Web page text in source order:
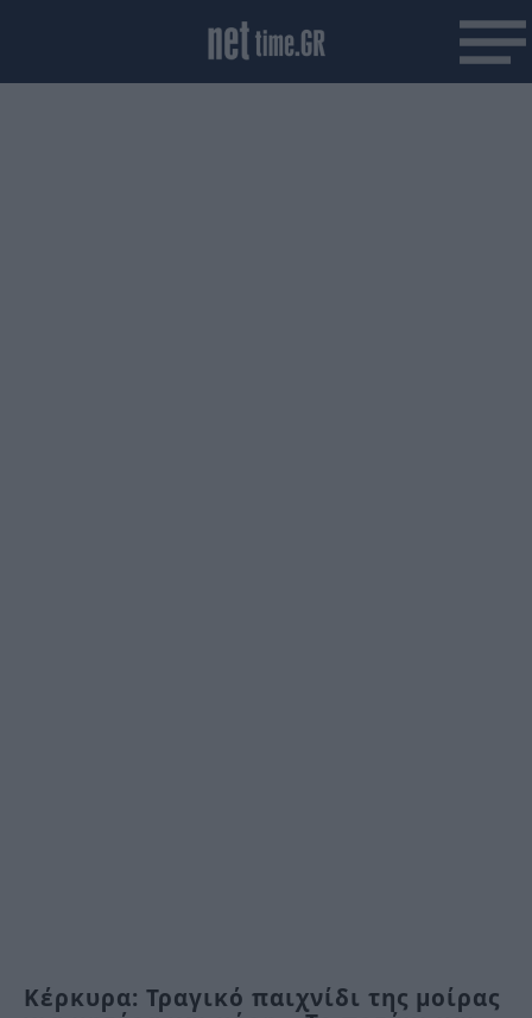
Κέρκυρα: Τραγικό παιχνίδι της μοίρας